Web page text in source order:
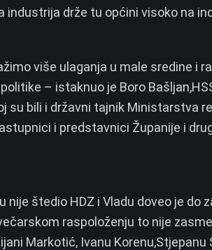
industrija drže tu općini visoko na
više ulaganja u male sredine i
– istaknuo je Boro
su bili i državni tajnik Ministarstva
i predstavnici Županije i
štedio HDZ i Vladu doveo je do
raspoloženju to nije
Markotić, Ivanu Korenu,Stjepanu